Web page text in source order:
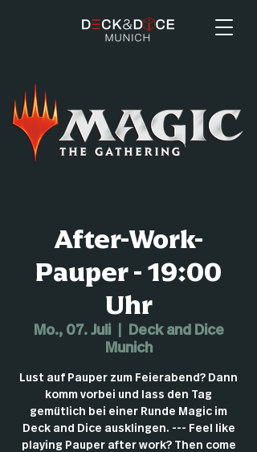
After-Work-
Pauper - 19:00
Uhr
Mo., 07. Juli
  |
Deck and Dice
Munich
Lust auf Pauper zum Feierabend? Dann
komm vorbei und lass den Tag
gemütlich bei einer Runde Magic im
Deck and Dice ausklingen. --- Feel like
playing Pauper after work? Then come